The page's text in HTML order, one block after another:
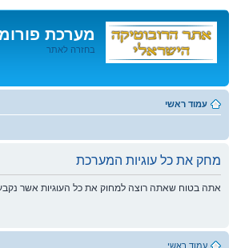
מערכת
בחזרה לאתר
לתוכן
עמוד ראשי
מחק את כל עוגיות המערכת
אתה בטוח שאתה רוצה למחוק את כל העוגיות אשר
עמוד ראשי